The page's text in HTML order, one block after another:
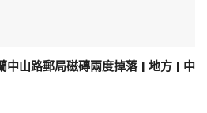
山路郵局磁磚兩度掉落 | 地方 | 中